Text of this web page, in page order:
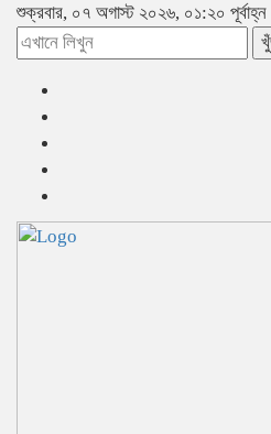
শুক্রবার, ০৭ অগাস্ট ২০২৬, ০১:২০ পূর্বাহ্ন